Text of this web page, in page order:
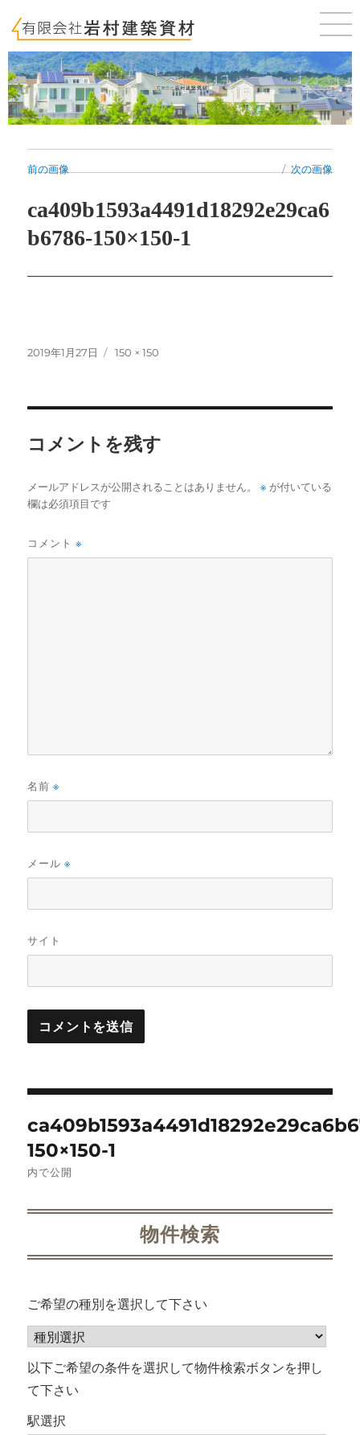
前の画像 次の画像
ca409b1593a4491d18292e29ca6
b6786-150×150-1
投
2019年1月27日
フ
150 × 150
コメントを残す
メールアドレスが公開されることはありません。 ※ が付いている
欄は必須項目です
コメント※
名前※
メール※
サイト
稿
ナ
ビ
シ
ョ
ン
150×150-1
内で公開
物件検索
ご希望の種別を選択して下さい
以下ご希望の条件を選択して物件検索ボタンを押し
て下さい
駅選択